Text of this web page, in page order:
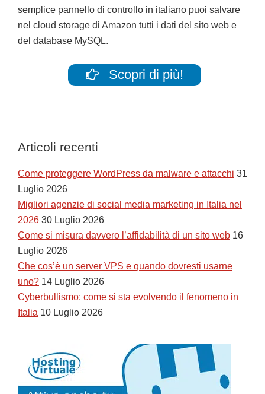
semplice pannello di controllo in italiano puoi salvare
nel cloud storage di Amazon tutti i dati del sito web e
del database MySQL.
Scopri di più!
Articoli recenti
Come proteggere WordPress da malware e attacchi 31
Luglio 2026
Migliori agenzie di social media marketing in Italia nel
2026 30 Luglio 2026
Come si misura davvero l’affidabilità di un sito web 16
Luglio 2026
Che cos’è un server VPS e quando dovresti usarne
uno? 14 Luglio 2026
Cyberbullismo: come si sta evolvendo il fenomeno in
Italia 10 Luglio 2026